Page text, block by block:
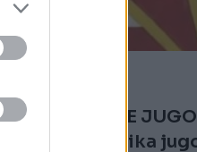
HRVATE TRESE
Traže nastavnika